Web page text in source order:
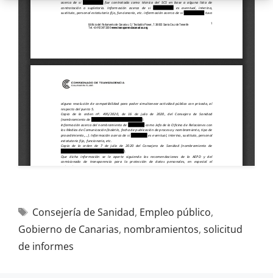
Consejería de Sanidad, Empleo público,
Gobierno de Canarias, nombramientos, solicitud
de informes